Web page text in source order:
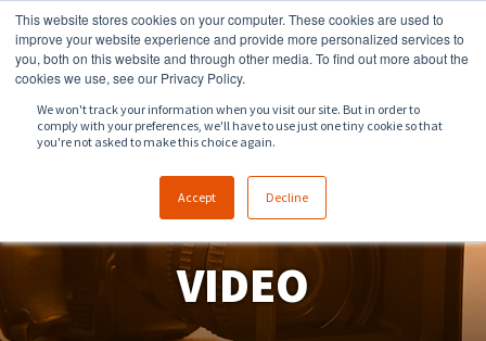
This website stores cookies on your computer. These cookies are used to
improve your website experience and provide more personalized services to
you, both on this website and through other media. To find out more about the
cookies we use, see our Privacy Policy.
We won't track your information when you visit our site. But in order to
comply with your preferences, we'll have to use just one tiny cookie so that
you're not asked to make this choice again.
Accept Decline
918.258.8551 sales@zeeco.com
VIDEO